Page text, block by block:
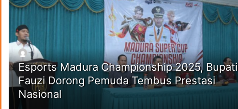
Esports Madura Championship 2025, Bupati
Fauzi Dorong Pemuda Tembus Prestasi
Nasional